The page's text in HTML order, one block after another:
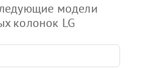
модели
колонок LG